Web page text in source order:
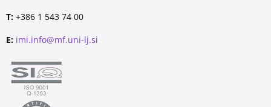
T: +386 1 543 74 00
E: imi.info@mf.uni-lj.si